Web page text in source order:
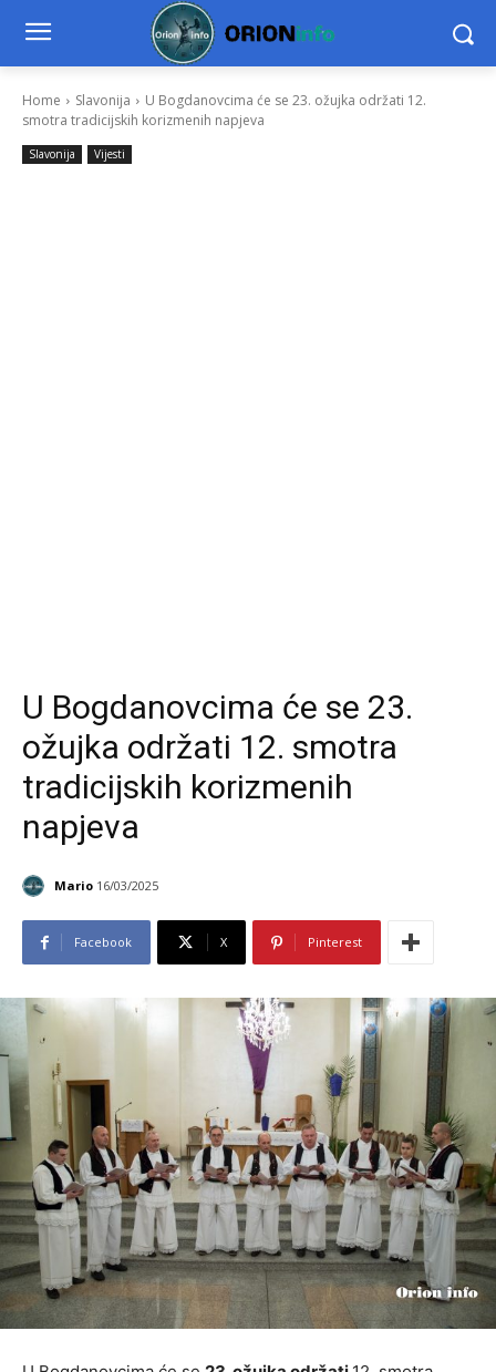
Home Slavonija
U Bogdanovcima će se 23. ožujka održati 12.
smotra tradicijskih korizmenih napjeva
Slavonija Vijesti
U Bogdanovcima će se 23.
ožujka održati 12. smotra
tradicijskih korizmenih
napjeva
Mario 16/03/2025
Facebook X Pinterest